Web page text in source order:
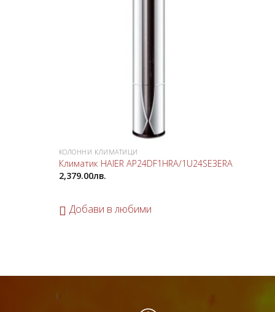
КОЛОННИ КЛИМАТИЦИ
Климатик HAIER AP24DF1HRA/1U24SE3ERA
2,379.00лв.
Добави в любими